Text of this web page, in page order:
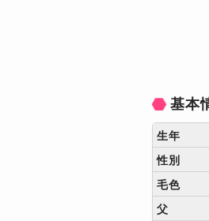
基本
生年
性別
毛色
父